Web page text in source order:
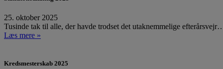
25. oktober 2025
Tusinde tak til alle, der havde trodset det utaknemmelige
Læs mere »
Kredsmesterskab 2025